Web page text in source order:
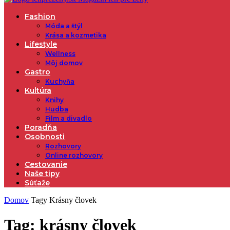
Fashion
Móda a štýl
Krása a kozmetika
Lifestyle
Wellness
Môj domov
Gastro
Kuchyňa
Kultúra
Knihy
Hudba
Film a divadlo
Poradňa
Osobnosti
Rozhovory
Online rozhovory
Cestovanie
Naše tipy
Súťaže
Domov Tagy Krásny človek
Tag: krásny človek